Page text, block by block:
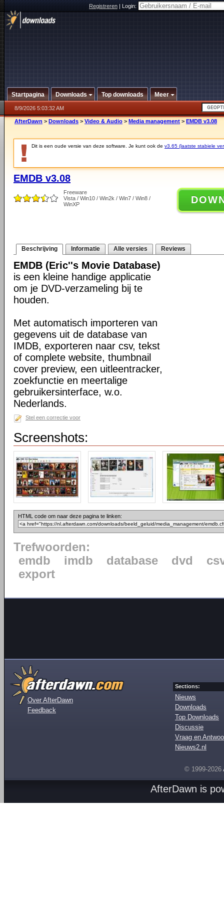
Registreren|Login:
Startpagina Downloads Top downloads Meer
8/9/2026 5:03:32 AM
AfterDawn > Downloads > Video & Audio > Media management > EMDB v3.08
Dit is een oude versie van deze software. Je kunt ook de v3.65 (laatste stabiele
EMDB v3.08
Freeware
Vista / Win10 / Win2k / Win7 / Win8 /
WinXP
Beschrijving Informatie Alle versies Reviews
EMDB (Eric''s Movie Database)
is een kleine handige applicatie
om je DVD-verzameling bij te
houden.
Met automatisch importeren van
gegevens uit de database van
IMDB, exporteren naar csv, tekst
of complete website, thumbnail
cover preview, een uitleentracker,
zoekfunctie en meertalige
gebruikersinterface, w.o.
Nederlands.
Stel een correctie voor
Screenshots:
HTML code om naar deze pagina te linken:
Trefwoorden:
emdb
imdb database dvd
export
Over AfterDawn
Feedback
Sections:
Nieuws
Downloads
Top Downloads
Discussie
Vraag en
Nieuws2.nl
© 1999-2026
AfterDawn is